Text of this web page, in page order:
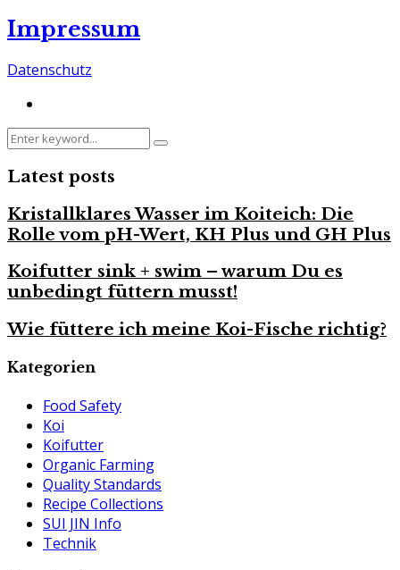
Impressum
Datenschutz
Search
Search
Latest posts
Kristallklares Wasser im Koiteich: Die
Rolle vom pH-Wert, KH Plus und GH Plus
Koifutter sink + swim – warum Du es
unbedingt füttern musst!
Wie füttere ich meine Koi-Fische richtig?
Kategorien
Food Safety
Koi
Koifutter
Organic Farming
Quality Standards
Recipe Collections
SUI JIN Info
Technik